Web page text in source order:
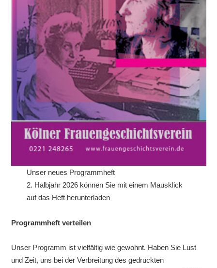
Unser neues Programmheft
2. Halbjahr 2026 können Sie mit einem Mausklick
auf das Heft herunterladen
Programmheft verteilen
Unser Programm ist vielfältig wie gewohnt. Haben Sie Lust
und Zeit, uns bei der Verbreitung des gedruckten